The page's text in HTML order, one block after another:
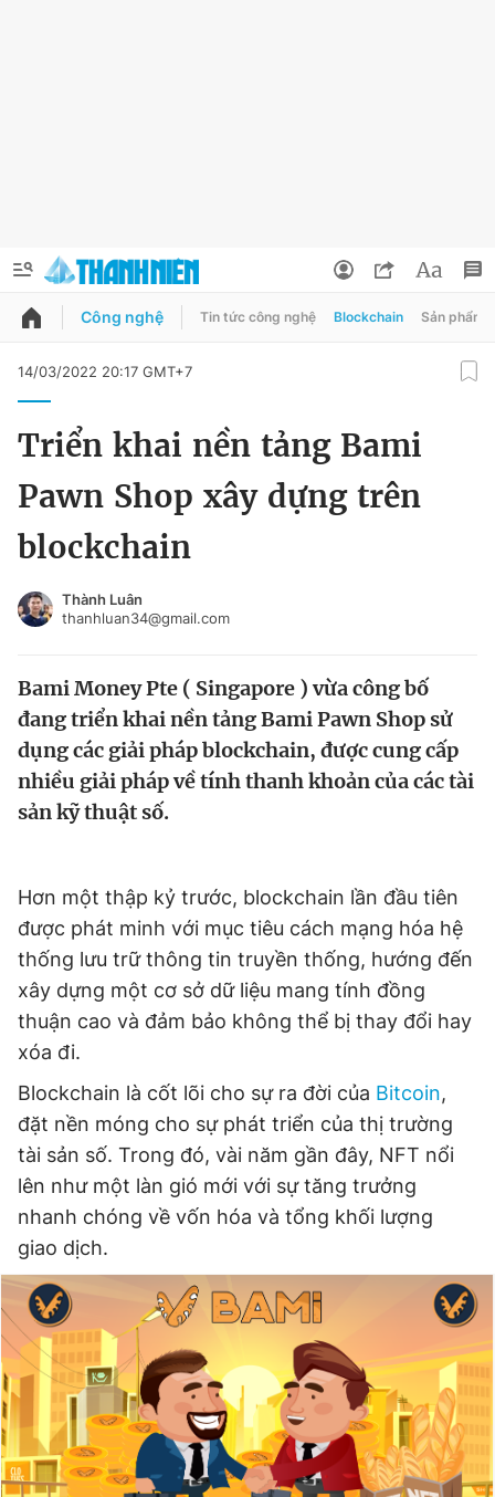
QUẢNG CÁO ĐẶT BÁO
Video Magazine
Sản phẩm khác
Thông tin tòa soạn Liên hệ quảng cáo
Theo dõi báo trên
0906 645 777 0908 780 404
Đặt báo Quảng cáo Tòa soạn Chính sách bảo
Tổng biên tập: Nguyễn Ngọc Toàn
Phó tổng biên tập thường trực: Hải Thành
Phó tổng biên tập: Lâm Hiếu Dũng
Phó tổng biên tập: Trần Việt Hưng
Tổng thư ký tòa soạn: Đức Trung
Đổi mật khẩu
Tin đã lưu
Tin đã xem
Đăng xuất
Công nghệ Tin tức công nghệ Blockchain Sản phẩm
14/03/2022 20:17 GMT+7
Triển khai nền tảng Bami
Pawn Shop xây dựng trên
blockchain
Thành Luân
thanhluan34@gmail.com
Bami Money Pte ( Singapore ) vừa công bố
đang triển khai nền tảng Bami Pawn Shop sử
dụng các giải pháp blockchain, được cung cấp
nhiều giải pháp về tính thanh khoản của các tài
sản kỹ thuật số.
Hơn một thập kỷ trước, blockchain lần đầu tiên
được phát minh với mục tiêu cách mạng hóa hệ
thống lưu trữ thông tin truyền thống, hướng đến
xây dựng một cơ sở dữ liệu mang tính đồng
thuận cao và đảm bảo không thể bị thay đổi hay
xóa đi.
Blockchain là cốt lõi cho sự ra đời của Bitcoin,
đặt nền móng cho sự phát triển của thị trường
tài sản số. Trong đó, vài năm gần đây, NFT nổi
lên như một làn gió mới với sự tăng trưởng
nhanh chóng về vốn hóa và tổng khối lượng
giao dịch.